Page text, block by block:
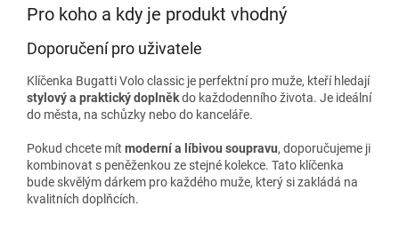
Pro koho a kdy je produkt vhodný
Doporučení pro uživatele
Klíčenka Bugatti Volo classic je perfektní pro muže, kteří hledají
stylový a praktický doplněkdo každodenního života. Je ideální
do města, na schůzky nebo do kanceláře.
Pokud chcete mít moderní a líbivou soupravu, doporučujeme ji
kombinovat s peněženkou ze stejné kolekce. Tato klíčenka
bude skvělým dárkem pro každého muže, který si zakládá na
kvalitních doplňcích.